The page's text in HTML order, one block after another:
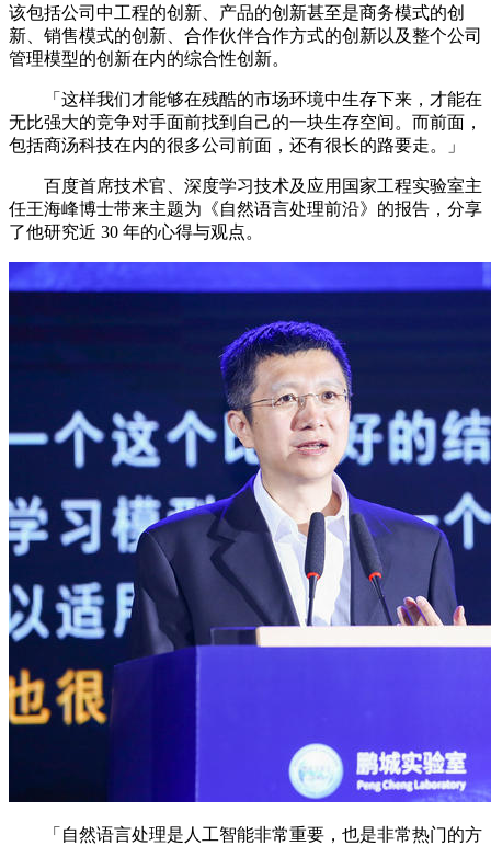
该包括公司中工程的创新、产品的创新甚至是商务模式的创
新、销售模式的创新、合作伙伴合作方式的创新以及整个公司
管理模型的创新在内的综合性创新。
「这样我们才能够在残酷的市场环境中生存下来，才能在
无比强大的竞争对手面前找到自己的一块生存空间。而前面，
包括商汤科技在内的很多公司前面，还有很长的路要走。」
百度首席技术官、深度学习技术及应用国家工程实验室主
任王海峰博士带来主题为《自然语言处理前沿》的报告，分享
了他研究近 30 年的心得与观点。
「自然语言处理是人工智能非常重要，也是非常热门的方